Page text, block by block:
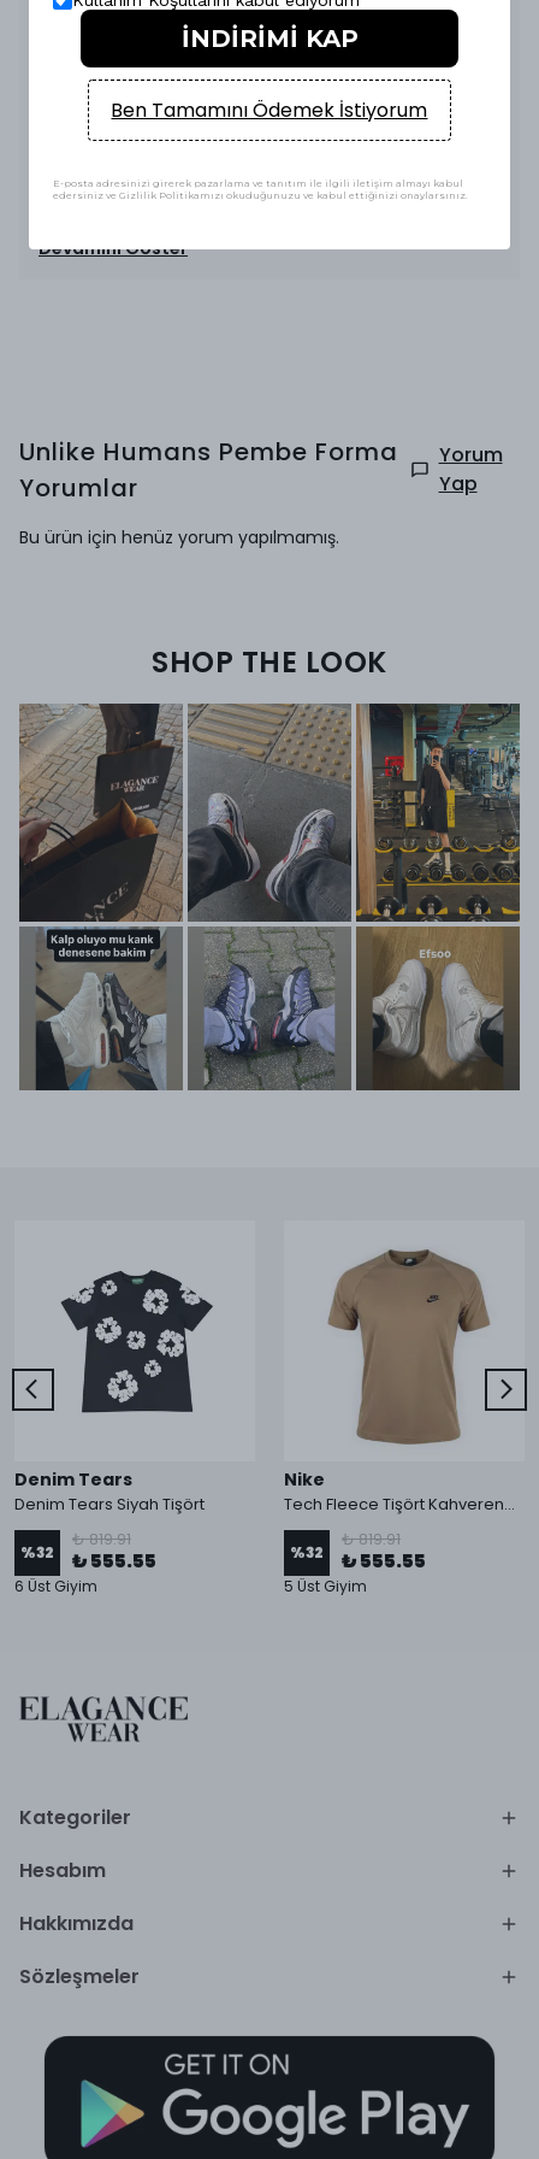
seçeceğinizi belirlerken, vücut ölçülerinizi dikkate alarak
en uygun fit’i bulabilirsiniz.
Kalite ve Konfor
Yüksek kaliteli kumaş yapısı, terletmeyen ve hafif bir
dokuya sahip olmasıyla dikkat çeker. Bu özellik, yaz
sıcaklarında bile rahat bir kullanım sağlar. Ayrıca, şık
Devamını Göster
Unlike Humans Pembe Forma
Yorumlar
Yorum
Yap
Bu ürün için henüz yorum yapılmamış.
SHOP THE LOOK
Denim Tears
Denim Tears Siyah Tişört
%32
₺ 819.91
₺ 555.55
6 Üst Giyim
Nike
Tech Fleece Tişört Kahverengi 2024 HQ
%32
₺ 819.91
₺ 555.55
5 Üst Giyim
Kategoriler
Hesabım
Hakkımızda
Sözleşmeler
İNDİRİMİ KAP
Ben Tamamını Ödemek İstiyorum
E-posta adresinizi girerek pazarlama ve tanıtım ile ilgili iletişim almayı kabul
edersiniz ve Gizlilik Politikamızı okuduğunuzu ve kabul ettiğinizi onaylarsınız.